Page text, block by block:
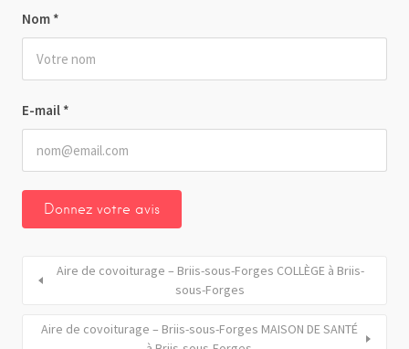
Nom *
E-mail *
Aire de covoiturage – Briis-sous-Forges COLLÈGE à Briis-
sous-Forges
Aire de covoiturage – Briis-sous-Forges MAISON DE SANTÉ